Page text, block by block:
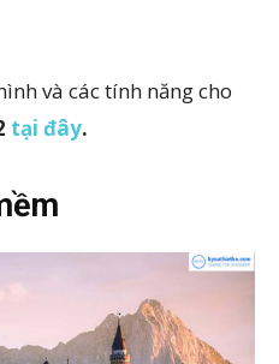
và các tính năng cho
tại đây.